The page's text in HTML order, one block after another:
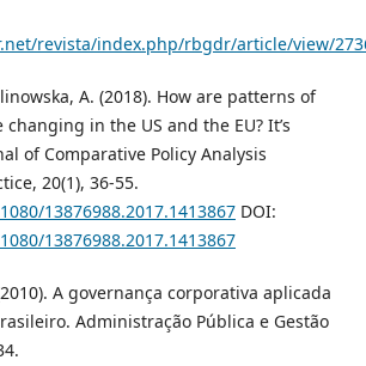
revista/index.php/rbgdr/article/view/
A. (2018). How are patterns of
in the US and the EU? It’s
of Comparative Policy Analysis
20(1), 36-55.
13876988.2017.1413867DOI:
13876988.2017.1413867
A governança corporativa aplicada
Administração Pública e Gestão